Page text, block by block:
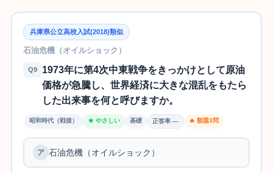
兵庫県公立高校入試(2018)類似
石油危機（オイルショック）
Q9
1973年に第4次中東戦争をきっかけとして原油
価格が急騰し、世界経済に大きな混乱をもたら
した出来事を何と呼びますか。
昭和時代（戦後） ★ やさしい 基礎 正答率 — 🔥 類題3問
石油危機（オイルショック）